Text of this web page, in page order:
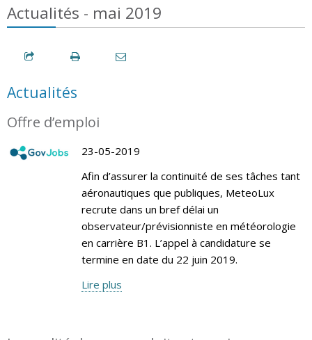
Actualités - mai 2019
Actualités
Offre d’emploi
23-05-2019
Afin d’assurer la continuité de ses tâches tant
aéronautiques que publiques, MeteoLux
recrute dans un bref délai un
observateur/prévisionniste en météorologie
en carrière B1. L’appel à candidature se
termine en date du 22 juin 2019.
Lire plus